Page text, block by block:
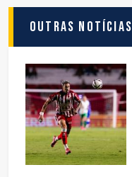
Outras Notícias